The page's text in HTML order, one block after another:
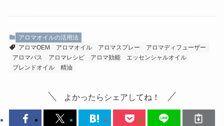
アロマオイルの活用法
アロマOEM
アロマオイル アロマスプレー
アロマディフューザー
アロマバス
アロマレシピ アロマ効能
エッセンシャルオイル
ブレンドオイル
精油
よかったらシェアしてね！